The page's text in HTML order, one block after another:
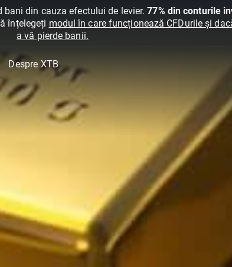
bani din cauza efectului de levier.77% din conturile
înțelegeți modul în care funcționează CFDurile și
a vă pierde banii.
Despre XTB